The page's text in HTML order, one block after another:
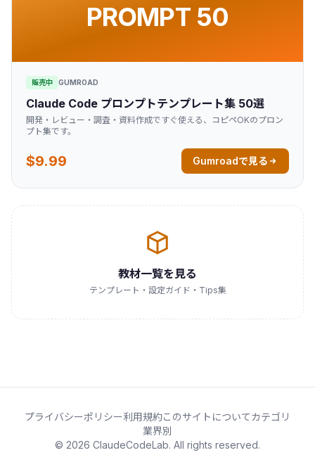
PROMPT 50
販売中 GUMROAD
Claude Code プロンプトテンプレート集 50選
開発・レビュー・調査・資料作成ですぐ使える、コピペOKのプロン
プト集です。
$9.99 Gumroadで見る
教材一覧を見る
テンプレート・設定ガイド・Tips集
プライバシーポリシー利用規約このサイトについてカテゴリ
業界別
© 2026 ClaudeCodeLab. All rights reserved.